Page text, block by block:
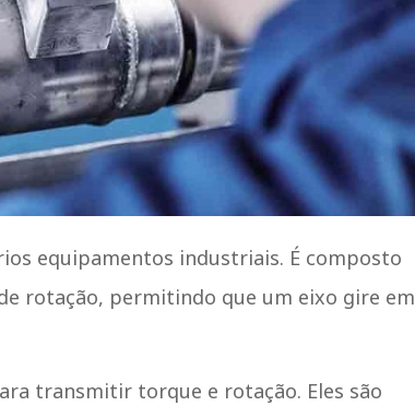
equipamentos industriais. É composto
rotação, permitindo que um eixo gire em
transmitir torque e rotação. Eles são